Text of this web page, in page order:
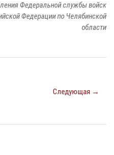
Федеральной службы войск
Федерации по Челябинской
области
Следующая →